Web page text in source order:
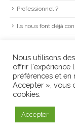
Professionnel ?
Ils nous font déjà
Conditions
LA CAGNE
Nous utilisons
offrir l'expérience
préférences et en
Accepter », vous
cookies.
Accepter